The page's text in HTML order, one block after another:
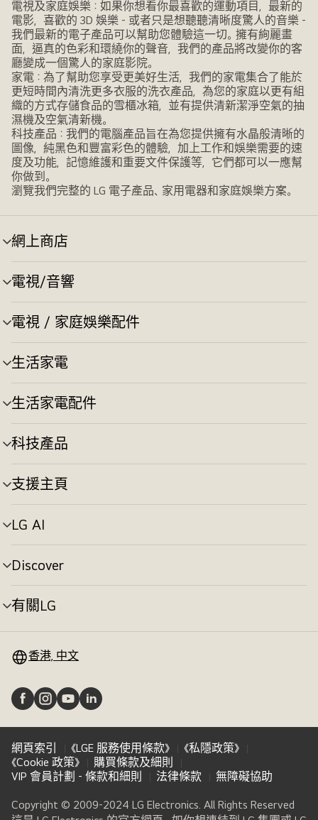
電視及家庭娛樂：如果你想看你最喜歡的運動項目，最新的
電影，喜歡的 3D 娛樂 - 或者只是想聽聽清晰度驚人的音樂 -
我們最新的電子產品可以幫助您體驗這一切。擁有絢麗畫
面，逼真的色彩和環繞你的聲音，我們的產品將改變你的客
廳變成一個驚人的家庭影院。
家電：為了幫助您享受更美好生活，我們的家電集合了能於
更短時間內清洗更多衣服的洗衣產品，為您的家庭以更有組
織的方式存儲食品的雪櫃冰箱，並有提供清新潔淨空氣的抽
濕機及空氣清新機。
科技產品：我們的電腦產品旨在為您提供擁有水晶般清晰的
圖像，純黑色和豐富彩色的體驗，加上工作和娛樂需要的速
度及功能，記憶維護和重要文件保護等，它們都可以一應幫
你做到。
瀏覽我們完整的 LG 電子產品、家用電器和家庭娛樂方案。
網上商店
選
單
切
換
電視/音響
選
單
切
換
電視 / 家庭娛樂配件
選
單
切
換
生活家電
選
單
切
換
生活家電配件
選
單
切
換
科技產品
選
單
切
換
支援主頁
選
單
切
換
LG AI
選
單
切
換
Discover
選
單
切
換
有關LG
選
換 香港, 中文
網頁索引 《LGE 服務使用條款》
《私隱政策》
《Cookie 政策》
購買條款及細則
VIP 會員計劃 - 條款和細則
法律條款 無障礙協助
Copyright © 2009-2024 LG Electronics. All Rights Reserved